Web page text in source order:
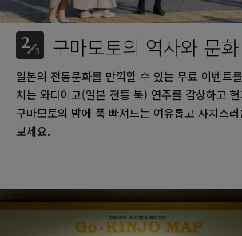
2 3 구마모토의 역사와 문
일본의 전통문화를 만끽할 수 있는 무료 이벤트
치는 와다이코(일본 전통 북) 연주를 감상하고
구마모토의 밤에 푹 빠져드는 여유롭고 사치스
보세요.